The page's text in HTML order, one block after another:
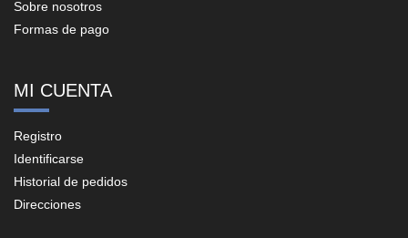
Sobre nosotros
Formas de pago
MI CUENTA
Registro
Identificarse
Historial de pedidos
Direcciones